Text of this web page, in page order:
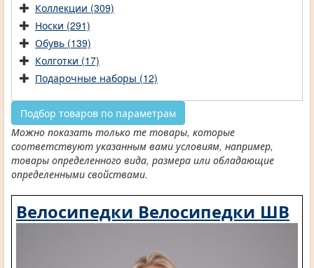
Коллекции (309)
Носки (291)
Обувь (139)
Колготки (17)
Подарочные наборы (12)
Подбор товаров по параметрам
Можно показать только те товары, которые
соответствуют указанным вами условиям, например,
товары определенного вида, размера или обладающие
определенными свойствами.
Велосипедки Велосипедки ШВ